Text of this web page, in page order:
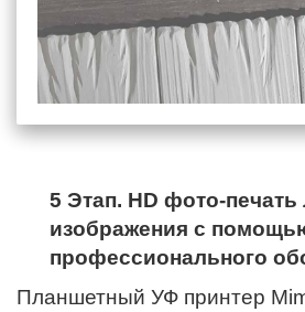
5 Этап. HD фото-
изображения с
профессионального
Планшетный УФ принтер